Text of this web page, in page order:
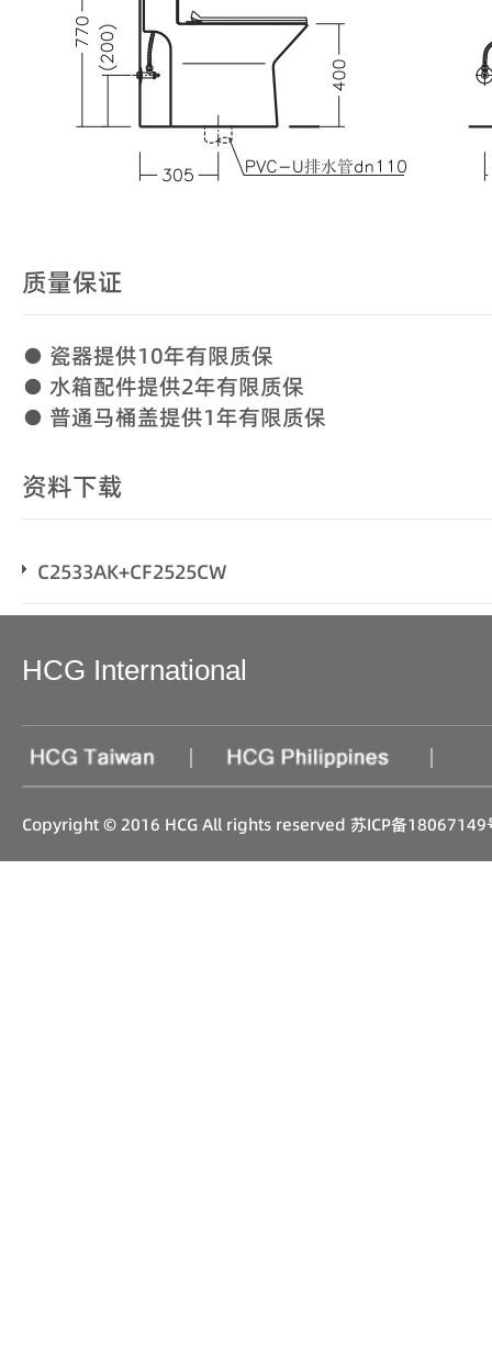
质量保证
● 瓷器提供10年有限质保
● 水箱配件提供2年有限质保
● 普通马桶盖提供1年有限质保
资料下载
C2533AK+CF2525CW
HCG International
| |
Copyright © 2016 HCG All rights reserved 苏ICP备